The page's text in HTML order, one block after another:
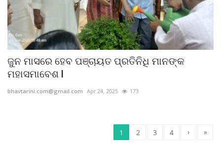
ଜୁନ ମାସରେ ହେବ ପଞ୍ଚାୟତ ପ୍ରତିନିଧି ମାନଙ୍କ
ମହାସମାବେଶ l
bhavtarini.com@gmail.com Apr 24, 2025 173
1 2 3 4 › »